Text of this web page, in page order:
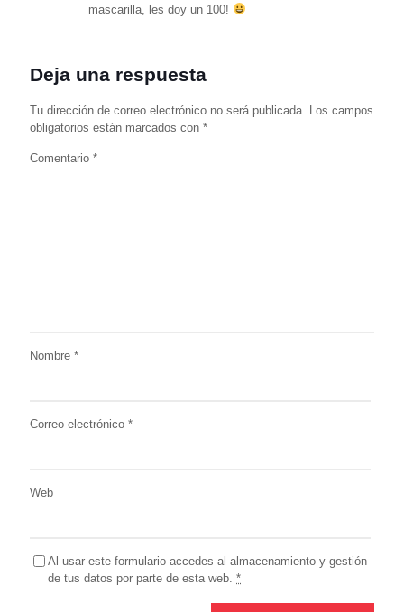
mascarilla, les doy un 100!
Deja una respuesta
Tu dirección de correo electrónico no será publicada. Los campos
obligatorios están marcados con *
Comentario *
Nombre *
Correo electrónico *
Web
Al usar este formulario accedes al almacenamiento y gestión
de tus datos por parte de esta web. *